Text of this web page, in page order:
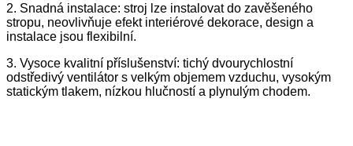
2. Snadná instalace: stroj lze instalovat do zavěšeného
stropu, neovlivňuje efekt interiérové ​​dekorace, design a
instalace jsou flexibilní.
3. Vysoce kvalitní příslušenství: tichý dvourychlostní
odstředivý ventilátor s velkým objemem vzduchu, vysokým
statickým tlakem, nízkou hlučností a plynulým chodem.